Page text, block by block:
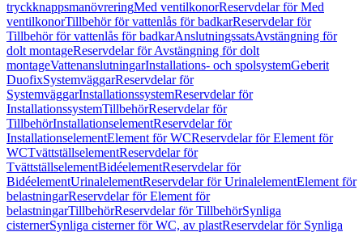
tryckknappsmanövreringMed ventilkonorReservdelar för Med
ventilkonorTillbehör för vattenlås för badkarReservdelar för
Tillbehör för vattenlås för badkarAnslutningssatsAvstängning för
dolt montageReservdelar för Avstängning för dolt
montageVattenanslutningarInstallations- och spolsystemGeberit
DuofixSystemväggarReservdelar för
SystemväggarInstallationssystemReservdelar för
InstallationssystemTillbehörReservdelar för
TillbehörInstallationselementReservdelar för
InstallationselementElement för WCReservdelar för Element för
WCTvättställselementReservdelar för
TvättställselementBidéelementReservdelar för
BidéelementUrinalelementReservdelar för UrinalelementElement för
belastningarReservdelar för Element för
belastningarTillbehörReservdelar för TillbehörSynliga
cisternerSynliga cisterner för WC, av plastReservdelar för Synliga